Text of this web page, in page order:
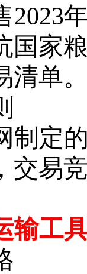
2023
国家
清单
制定
交易
输工